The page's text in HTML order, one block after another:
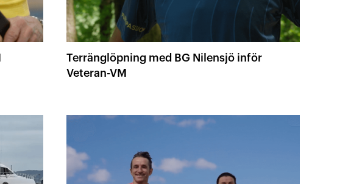
Terränglöpning med BG Nilensjö inför
Veteran-VM